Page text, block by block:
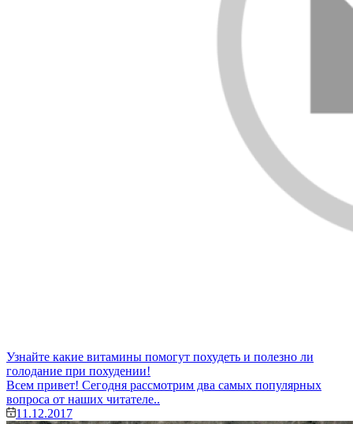
Узнайте какие витамины помогут похудеть и полезно ли
голодание при похудении!
Всем привет! Сегодня рассмотрим два самых популярных
вопроса от наших читателе..
11.12.2017